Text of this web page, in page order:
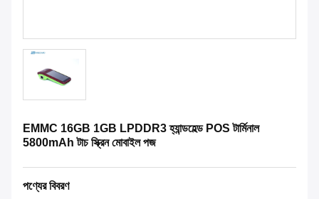
EMMC 16GB 1GB LPDDR3 হ্যান্ডহেল্ড POS টার্মিনাল
5800mAh টাচ স্ক্রিন মোবাইল পজ
পণ্যের বিবরণ